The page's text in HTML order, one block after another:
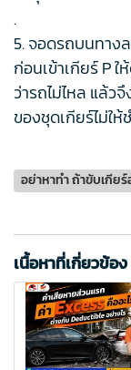
.
5. จอดรถบนทาง
ก่อนเข้าเกียร์ P
ว่ารถไม่ไหล แล้ว
ของชุดเกียร์ไม่ใ
อย่าหาทำ ถ้าขับเกียร์
เนื้อหาที่เกี่ยวข้อง